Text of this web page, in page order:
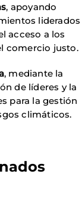
, apoyando
liderados
acceso a los
comercio justo.
, mediante la
de líderes y la
para la gestión
climáticos.